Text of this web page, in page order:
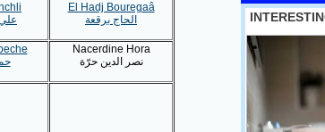
El Hadj Bouregaâ
الحاج برقعة
Nacerdine Hora
نصر الدين حرّة